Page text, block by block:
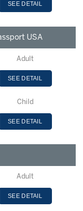
SEE DETAIL
USA
Adult
SEE DETAIL
Child
SEE DETAIL
Adult
SEE DETAIL